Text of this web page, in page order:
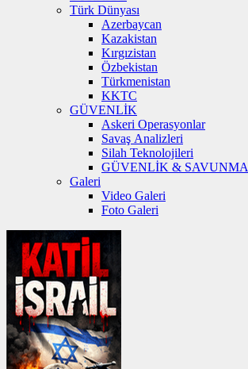
Türk Dünyası
Azerbaycan
Kazakistan
Kırgızistan
Özbekistan
Türkmenistan
KKTC
GÜVENLİK
Askeri Operasyonlar
Savaş Analizleri
Silah Teknolojileri
GÜVENLİK & SAVUNMA
Galeri
Video Galeri
Foto Galeri